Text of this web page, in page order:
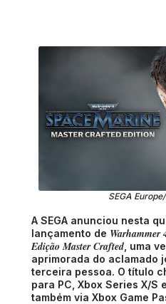
SEGA
A SEGA anunciou nesta
lançamento de Warhammer
Edição Master Crafted , uma
aprimorada do aclamado
terceira pessoa. O título
para PC, Xbox Series X/S
também via Xbox Game